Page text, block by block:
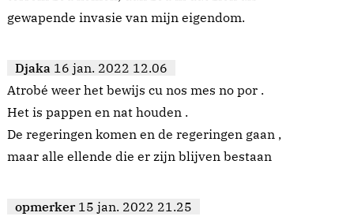
gewapende invasie van mijn eigendom.
Djaka 16 jan. 2022 12.06
Atrobé weer het bewijs cu nos mes no por .
Het is pappen en nat houden .
De regeringen komen en de regeringen gaan ,
maar alle ellende die er zijn blijven bestaan
opmerker 15 jan. 2022 21.25